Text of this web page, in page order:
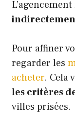
Pour affiner
regarder les
acheter. Cela
les critères
villes prisées.